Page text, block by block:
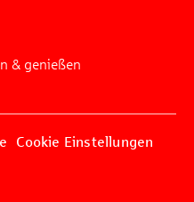
& genießen
Cookie Einstellungen